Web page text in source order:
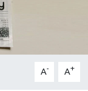
A- A+